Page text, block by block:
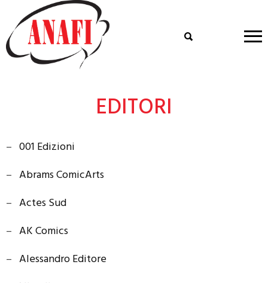
EDITORI
– 001 Edizioni
– Abrams ComicArts
– Actes Sud
– AK Comics
– Alessandro Editore